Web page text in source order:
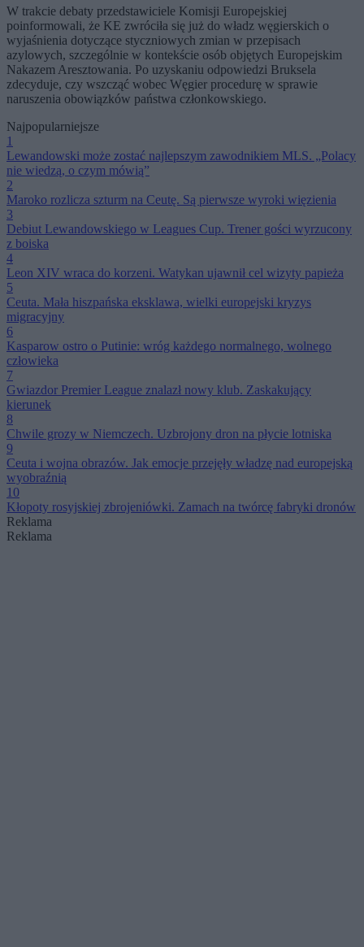
W trakcie debaty przedstawiciele Komisji Europejskiej
poinformowali, że KE zwróciła się już do władz węgierskich o
wyjaśnienia dotyczące styczniowych zmian w przepisach
azylowych, szczególnie w kontekście osób objętych Europejskim
Nakazem Aresztowania. Po uzyskaniu odpowiedzi Bruksela
zdecyduje, czy wszcząć wobec Węgier procedurę w sprawie
naruszenia obowiązków państwa członkowskiego.
Najpopularniejsze
1
Lewandowski może zostać najlepszym zawodnikiem MLS. „Polacy
nie wiedzą, o czym mówią”
2
Maroko rozlicza szturm na Ceutę. Są pierwsze wyroki więzienia
3
Debiut Lewandowskiego w Leagues Cup. Trener gości wyrzucony
z boiska
4
Leon XIV wraca do korzeni. Watykan ujawnił cel wizyty papieża
5
Ceuta. Mała hiszpańska eksklawa, wielki europejski kryzys
migracyjny
6
Kasparow ostro o Putinie: wróg każdego normalnego, wolnego
człowieka
7
Gwiazdor Premier League znalazł nowy klub. Zaskakujący
kierunek
8
Chwile grozy w Niemczech. Uzbrojony dron na płycie lotniska
9
Ceuta i wojna obrazów. Jak emocje przejęły władzę nad europejską
wyobraźnią
10
Kłopoty rosyjskiej zbrojeniówki. Zamach na twórcę fabryki dronów
Reklama
Reklama